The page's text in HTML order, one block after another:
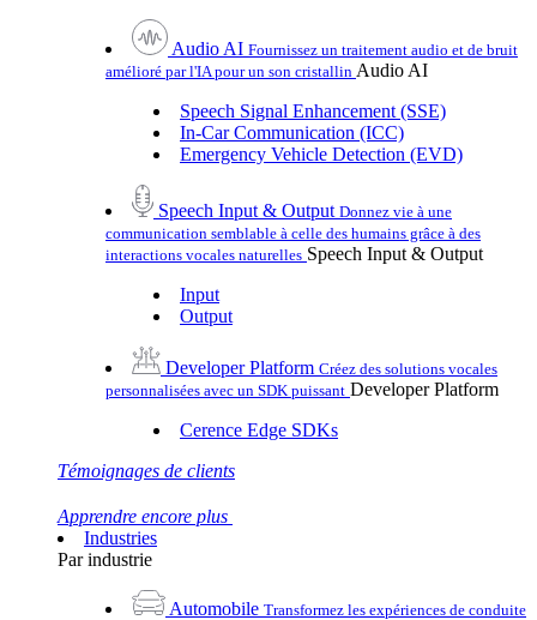
Audio AI Fournissez un traitement audio et de bruit
amélioré par l'IA pour un son cristallin Audio AI
Speech Signal Enhancement (SSE)
In-Car Communication (ICC)
Emergency Vehicle Detection (EVD)
Speech Input & Output Donnez vie à une
communication semblable à celle des humains grâce à des
interactions vocales naturelles Speech Input & Output
Input
Output
Developer Platform Créez des solutions vocales
personnalisées avec un SDK puissant Developer Platform
Cerence Edge SDKs
Témoignages de clients
Apprendre encore plus
Industries
Par industrie
Automobile Transformez les expériences de conduite